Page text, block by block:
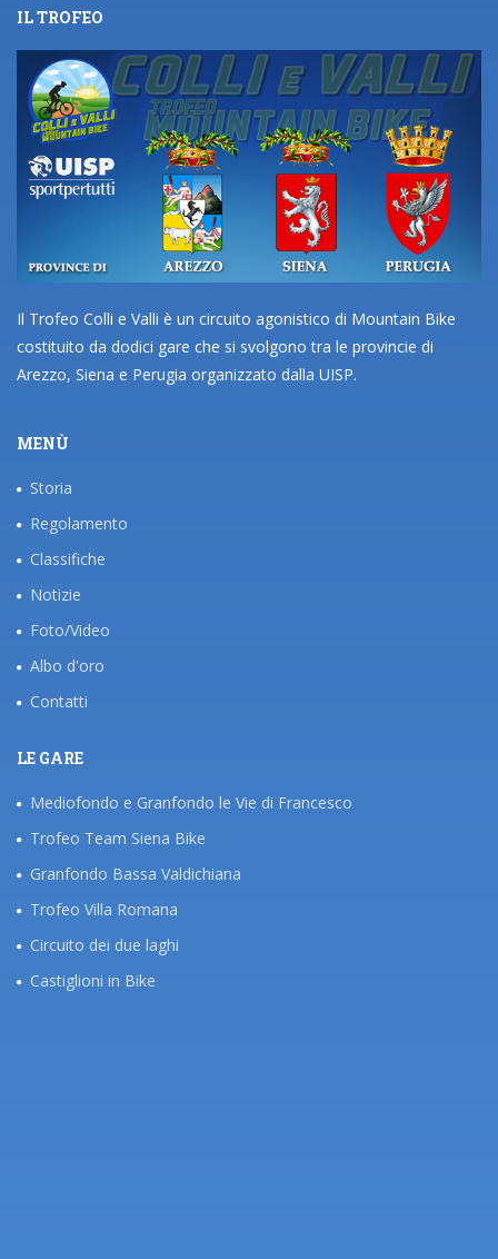
IL TROFEO
Il Trofeo Colli e Valli è un circuito agonistico di Mountain Bike
costituito da dodici gare che si svolgono tra le provincie di
Arezzo, Siena e Perugia organizzato dalla UISP.
MENÙ
Storia
Regolamento
Classifiche
Notizie
Foto/Video
Albo d'oro
Contatti
LE GARE
Mediofondo e Granfondo le Vie di Francesco
Trofeo Team Siena Bike
Granfondo Bassa Valdichiana
Trofeo Villa Romana
Circuito dei due laghi
Castiglioni in Bike